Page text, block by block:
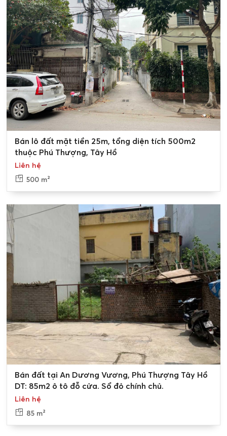
Vương ra sao?
Thị trường bất động sản muabán nhà đất An Dương
Vương
đang trở nên sôi động hơn tại con đường An
Dương Vương, Tây Hồ, với nhiều thông tin rao bán nhà
phố với giá hấp dẫn và đa dạng mức giá để quý khách
hàng lựa chọn. Với mật độ dân cư đông đúc, khu vực Tây
Hồ đang thu hút sự quan tâm lớn từ những người muốn
tìm kiếm nơi ở lý tưởng.
Tân Long Land cam kết cung cấp một quỹ hàngbán nhà
mặt đất An Dương Vươngđa dạng về diện tích, không
gian, giúp quý khách hàng tìm thấy tổ ấm ưng ý của mình!
Kiến trúc độc đáo của những căn nhà đất tại An Dương
Vương, Tây Hồ không chỉ phản ánh sự quan trọng của
con đường này trong việc kết nối khu vực Tây Hồ và
trung tâm thành phố, mà còn là biểu tượng của sự sang
trọng và mạnh mẽ. Những căn nhà riêng biệt tại đây
không chỉ mang đậm nét kiến trúc cổ điển mà còn thể
hiện sự tinh tế trong thiết kế, tạo ra không gian sống độc
đáo và tiện ích cho cư dân.
Bán lô đất mặt tiền 25m, tổng diện tích 500m2
thuộc Phú Thượng, Tây Hồ
Liên hệ
500 m²
Bán đất tại An Dương Vương, Phú Thượng Tây Hồ
DT: 85m2 ô tô đỗ cửa. Sổ đỏ chính chủ.
Liên hệ
85 m²